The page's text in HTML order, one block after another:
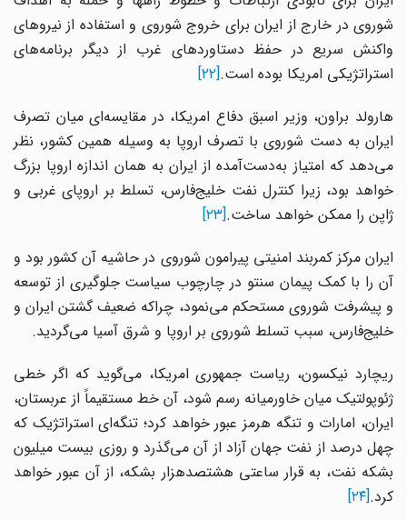
شوروی در خارج از ایران برای خروج شوروی و استفاده از نیروهای
واکنش سریع در حفظ دستاوردهای غرب از دیگر برنامه‌های
استراتژیکی امریکا بوده است.[۲۲]
هارولد براون، وزیر اسبق دفاع امریکا، در مقایسه‌ای میان تصرف
ایران به دست شوروی با تصرف اروپا به وسیله همین کشور، نظر
می‌دهد که امتیاز به‌دست‌آمده از ایران به همان اندازه اروپا بزرگ
خواهد بود، زیرا کنترل نفت خلیج‌فارس، تسلط بر اروپای غربی و
ژاپن را ممکن خواهد ساخت.[۲۳]
ایران مرکز کمربند امنیتی پیرامون شوروی در حاشیه آن کشور بود و
آن را با کمک پیمان سنتو در چارچوب سیاست جلوگیری از توسعه
و پیشرفت شوروی مستحکم می‌نمود، چراکه ضعیف گشتن ایران و
خلیج‌فارس، سبب تسلط شوروی بر اروپا و شرق آسیا می‌گردید.
ریچارد نیکسون، ریاست جمهوری امریکا، می‌گوید که اگر خطی
ژئوپولتیک میان خاورمیانه رسم شود، آن خط مستقیماً از عربستان،
ایران، امارات و تنگه هرمز عبور خواهد کرد؛ تنگه‌ای استراتژیک که
چهل درصد از نفت جهان آزاد از آن می‌گذرد و روزی بیست میلیون
بشکه نفت، به قرار ساعتی هشتصدهزار بشکه، از آن عبور خواهد
کرد.[۲۴]